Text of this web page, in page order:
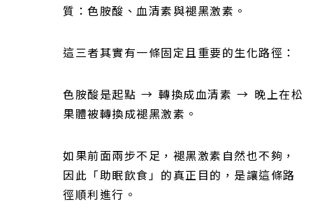
質：色胺酸、血清素與褪黑激素。
這三者其實有一條固定且重要的生化路徑：
色胺酸是起點 → 轉換成血清素 → 晚上在松
果體被轉換成褪黑激素。
如果前面兩步不足，褪黑激素自然也不夠，
因此「助眠飲食」的真正目的，是讓這條路
徑順利進行。